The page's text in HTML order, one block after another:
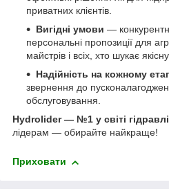
приватних клієнтів.
Вигідні умови —
персональні пропозиції для
майстрів і всіх, хто шукає
Надійність на кожному
звернення до
обслуговування.
Hydrolider — №1 у світі
лідерам — обирайте найкраще!
Приховати